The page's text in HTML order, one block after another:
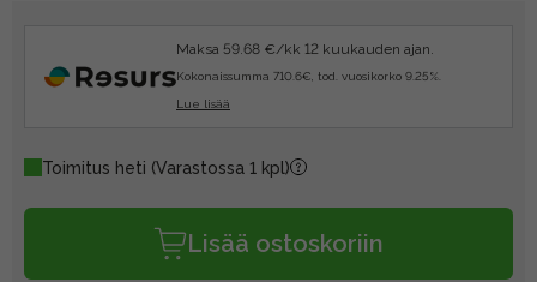
Maksa 59.68 €/kk 12 kuukauden ajan.
Kokonaissumma 710.6€, tod. vuosikorko 9.25%.
Lue lisää
Toimitus heti (Varastossa 1 kpl)
Lisää ostoskoriin